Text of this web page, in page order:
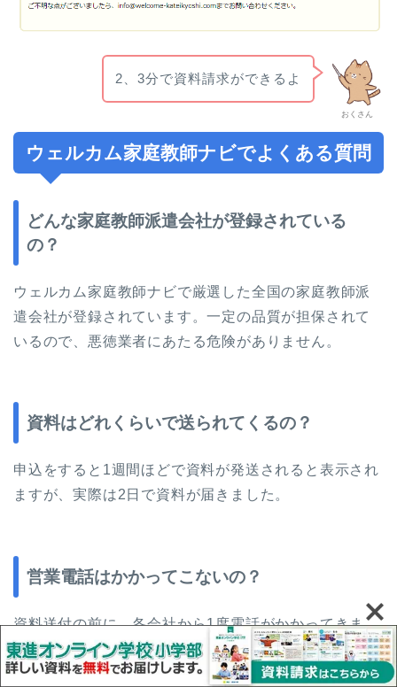
おくさん
2、3分で資料請求ができるよ
ウェルカム家庭教師ナビでよくある質問
どんな家庭教師派遣会社が登録されている
の？
ウェルカム家庭教師ナビで厳選した全国の家庭教師派
遣会社が登録されています。一定の品質が担保されて
いるので、悪徳業者にあたる危険がありません。
資料はどれくらいで送られてくるの？
申込をすると1週間ほどで資料が発送されると表示され
ますが、実際は2日で資料が届きました。
営業電話はかかってこないの？
資料送付の前に、各会社から1度電話がかかってきま
す。申込をしたかどうかの確認なので、1-2分で終わり
ます。